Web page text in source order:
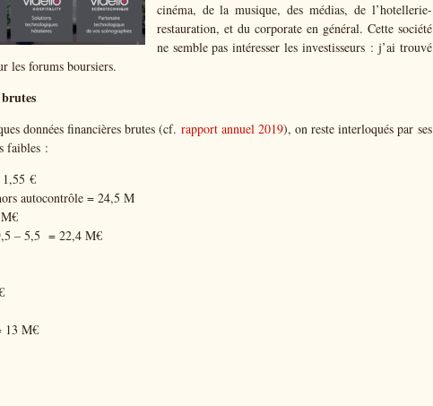
cinéma, de la musique, des médias, de l’hotellerie-
restauration, et du corporate en général. Cette société
ne semble pas intéresser les investisseurs : j’ai trouvé
les forums boursiers.
données financières brutes (cf. rapport annuel 2019), on reste interloqués par ses
faibles :
1,55 €
autocontrôle = 24,5 M
– 5,5 = 22,4 M€
13 M€